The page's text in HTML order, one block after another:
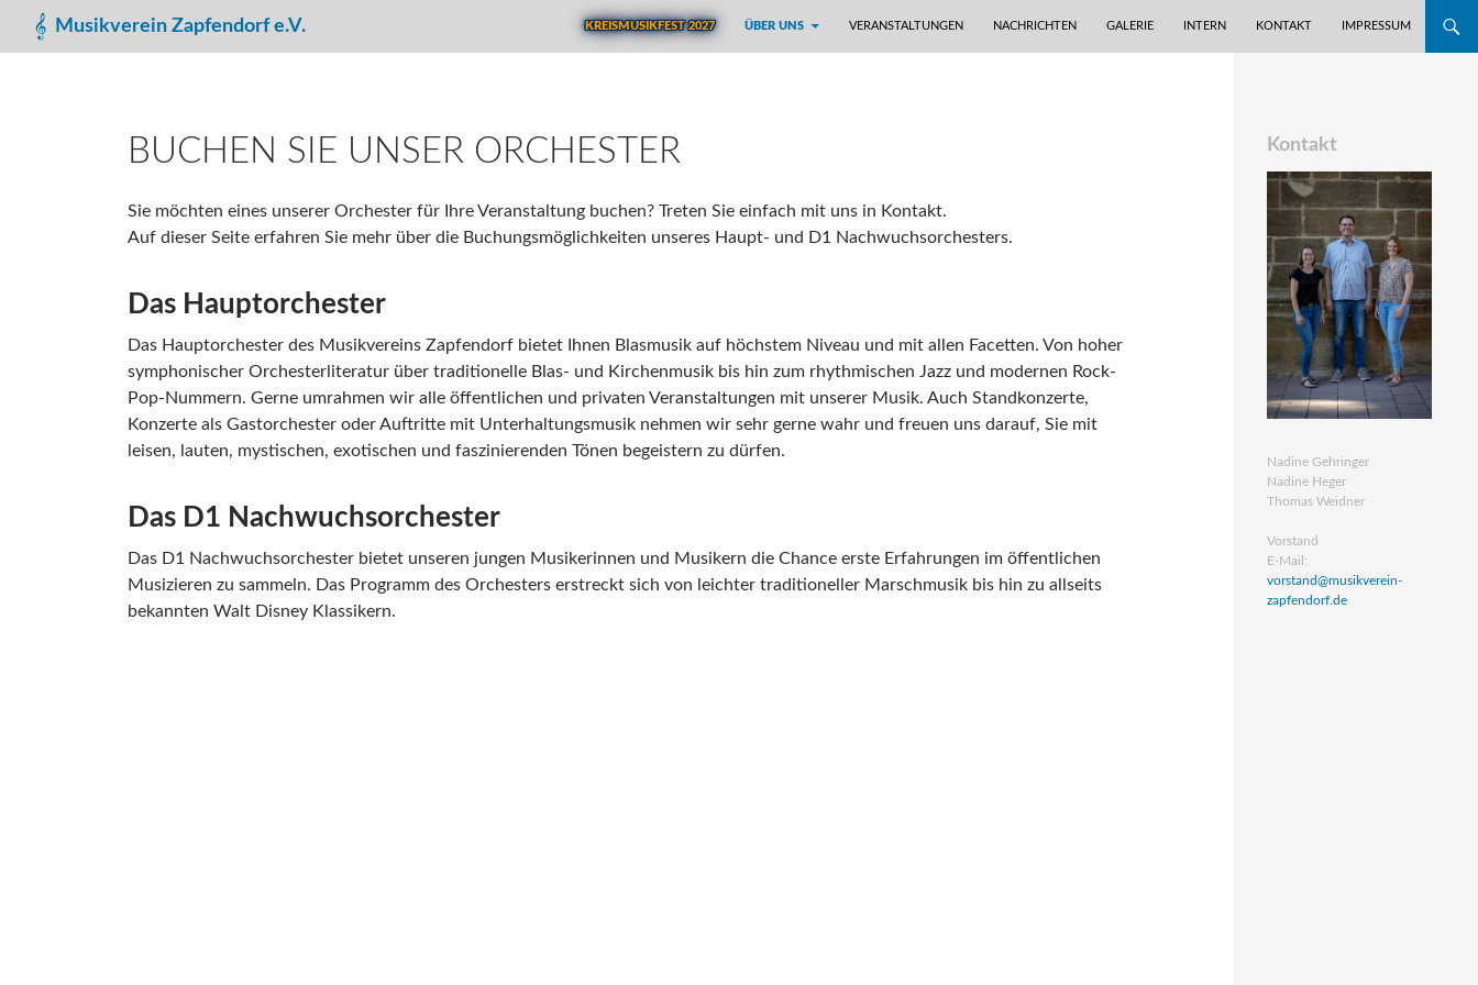
Musikverein Zapfendorf e.V.
Suchen
KREISMUSIKFEST 2027
ÜBER UNS VER­AN­STAL­TUNGEN NACHRICHTEN GALERIE INTERN KONTAKT IMPRESSUM
BUCHEN SIE UNSER ORCHESTER
Sie möchten eines unserer Orchester für Ihre Veranstaltung buchen? Treten Sie einfach mit uns in Kontakt.
Auf dieser Seite erfahren Sie mehr über die Buchungsmöglichkeiten unseres Haupt- und D1 Nachwuchsorchesters.
Das Hauptorchester
Das Hauptorchester des Musikvereins Zapfendorf bietet Ihnen Blasmusik auf höchstem Niveau und mit allen Facetten. Von hoher
symphonischer Orchesterliteratur über traditionelle Blas- und Kirchenmusik bis hin zum rhythmischen Jazz und modernen Rock-
Pop-Nummern. Gerne umrahmen wir alle öffentlichen und privaten Veranstaltungen mit unserer Musik. Auch Standkonzerte,
Konzerte als Gastorchester oder Auftritte mit Unterhaltungsmusik nehmen wir sehr gerne wahr und freuen uns darauf, Sie mit
leisen, lauten, mystischen, exotischen und faszinierenden Tönen begeistern zu dürfen.
Das D1 Nachwuchsorchester
Das D1 Nachwuchsorchester bietet unseren jungen Musikerinnen und Musikern die Chance erste Erfahrungen im öffentlichen
Musizieren zu sammeln. Das Programm des Orchesters erstreckt sich von leichter traditioneller Marschmusik bis hin zu allseits
bekannten Walt Disney Klassikern.
Kontakt
Nadine Gehringer
Nadine Heger
Thomas Weidner
Vorstand
E-Mail:
vorstand@musikverein-
zapfendorf.de